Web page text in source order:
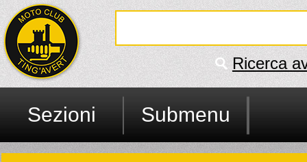
Ricerca
Sezioni Submenu